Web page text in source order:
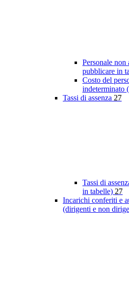
Personale non
pubblicare in
Costo del
indeterminato
Tassi di assenza 27
Tassi di
in tabelle) 27
Incarichi conferiti e
(dirigenti e non